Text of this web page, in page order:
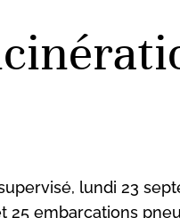
lundi 23
embarcations